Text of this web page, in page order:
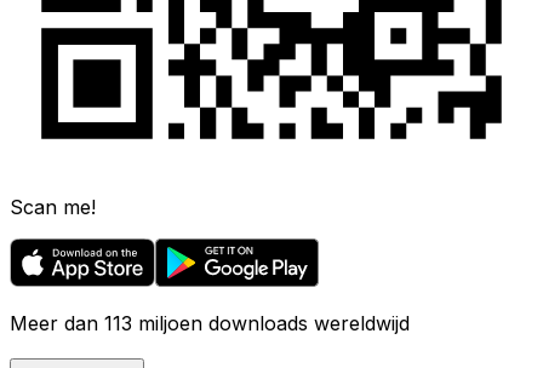
Scan me!
Meer dan 113 miljoen downloads wereldwijd